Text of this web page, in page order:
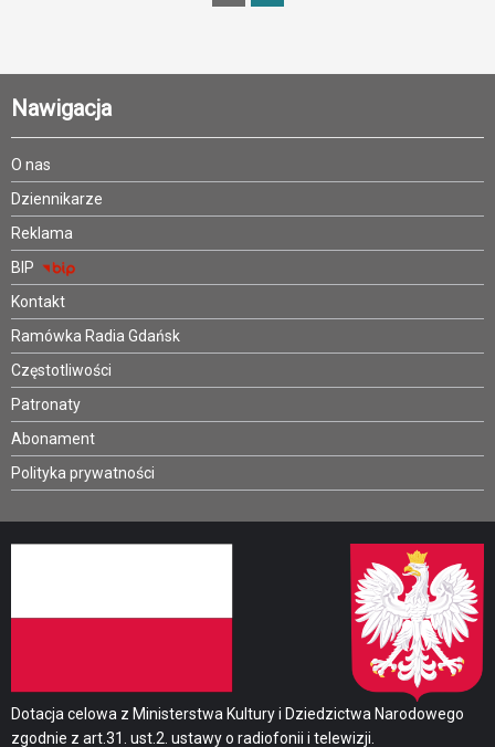
Nawigacja
O nas
Dziennikarze
Reklama
BIP
Kontakt
Ramówka Radia Gdańsk
Częstotliwości
Patronaty
Abonament
Polityka prywatności
Dotacja celowa z Ministerstwa Kultury i Dziedzictwa Narodowego
zgodnie z art.31. ust.2. ustawy o radiofonii i telewizji.